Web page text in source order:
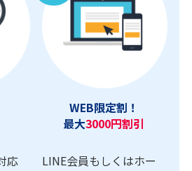
応
WEB限定割！
最大3000円割引
LINE会員もしくはホー